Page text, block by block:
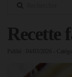
Recette
Publié : 04/03/2026